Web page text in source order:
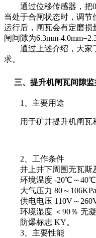
通过位移传感器，把0-
当处于合闸状态时，调节
运行后，闸瓦会有定磨损
闸间隙为6.3mm-
通过上述介绍，大家了
求。
三、提升机闸瓦间隙监
1、主要用途
用于矿井提升机闸瓦和
2、工作条件
井上井下周围无瓦斯及
环境温度 -20℃～40℃
大气压力 80～106KPa
供电电压 110V～260V
环境湿度 ＜90％ 无凝
防爆标志 KY。
3、主要性能